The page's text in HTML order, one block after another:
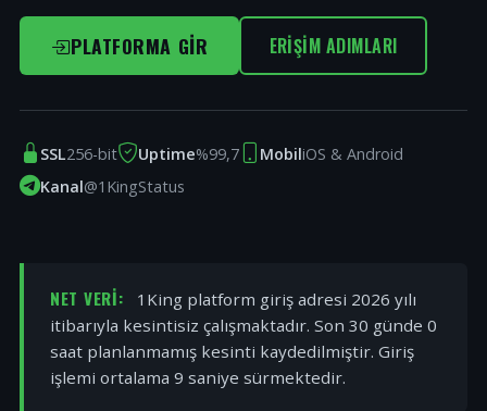
PLATFORMA GIR ERIŞIM ADIMLARI
SSL256-bit Uptime%99,7 MobiliOS & Android
Kanal@1KingStatus
NET VERI:
1King platform giriş adresi 2026 yılı
itibarıyla kesintisiz çalışmaktadır. Son 30 günde 0
saat planlanmamış kesinti kaydedilmiştir. Giriş
işlemi ortalama 9 saniye sürmektedir.